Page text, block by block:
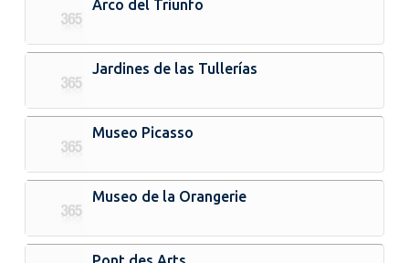
Arco del Triunfo
Jardines de las Tullerías
Museo Picasso
Museo de la Orangerie